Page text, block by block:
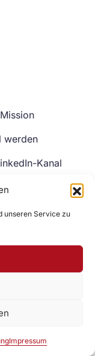
unseren Service zu
Impressum
werden
Kanal
Kanal